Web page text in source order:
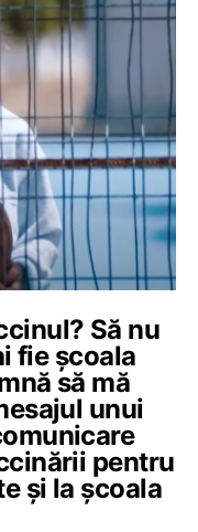
Să nu
fie școala
să mă
unui
pentru
și la școala